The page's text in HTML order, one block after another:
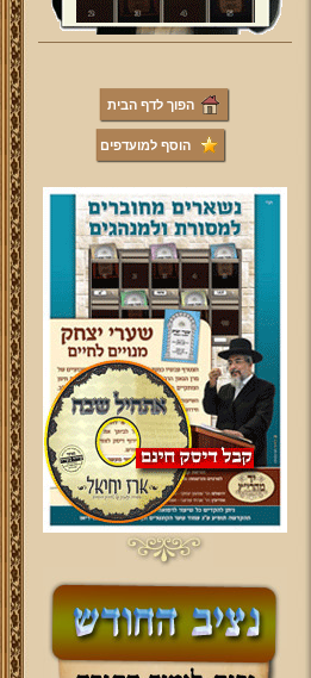
הפוך לדף הבית
הוסף למועדפים